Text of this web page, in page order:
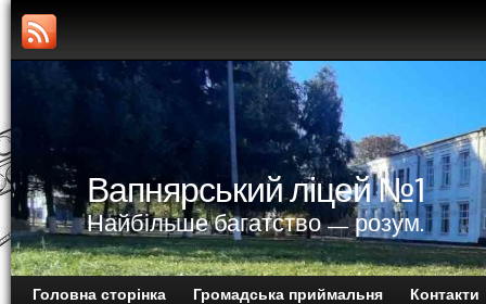
Вапнярський ліцей №1
Найбільше багатство — розум.
Головна сторінка Громадська приймальня Контакти